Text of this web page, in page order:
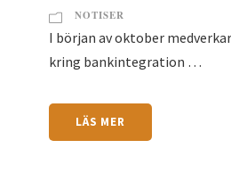
NOTISER
I början av oktober
kring bankintegration …
LÄS MER